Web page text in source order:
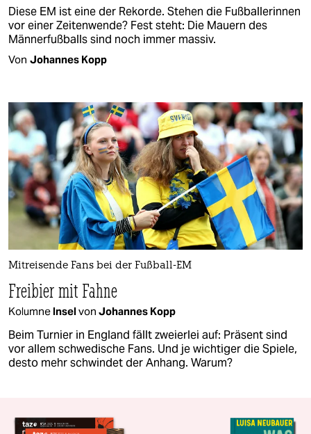
Diese EM ist eine der Rekorde. Stehen die Fußballerinnen
vor einer Zeitenwende? Fest steht: Die Mauern des
Männerfußballs sind noch immer massiv.
Von Johannes Kopp
Mitreisende Fans bei der Fußball-EM
Freibier mit Fahne
Kolumne Inselvon Johannes Kopp
Beim Turnier in England fällt zweierlei auf: Präsent sind
vor allem schwedische Fans. Und je wichtiger die Spiele,
desto mehr schwindet der Anhang. Warum?